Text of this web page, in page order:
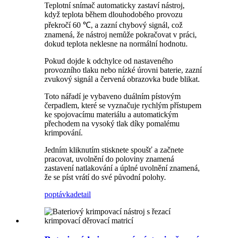
Teplotní snímač automaticky zastaví nástroj,
když teplota během dlouhodobého provozu
překročí 60 ℃, a zazní chybový signál, což
znamená, že nástroj nemůže pokračovat v práci,
dokud teplota neklesne na normální hodnotu.
Pokud dojde k odchylce od nastaveného
provozního tlaku nebo nízké úrovni baterie, zazní
zvukový signál a červená obrazovka bude blikat.
Toto nářadí je vybaveno duálním pístovým
čerpadlem, které se vyznačuje rychlým přístupem
ke spojovacímu materiálu a automatickým
přechodem na vysoký tlak díky pomalému
krimpování.
Jedním kliknutím stisknete spoušť a začnete
pracovat, uvolnění do poloviny znamená
zastavení natlakování a úplné uvolnění znamená,
že se píst vrátí do své původní polohy.
poptávkadetail